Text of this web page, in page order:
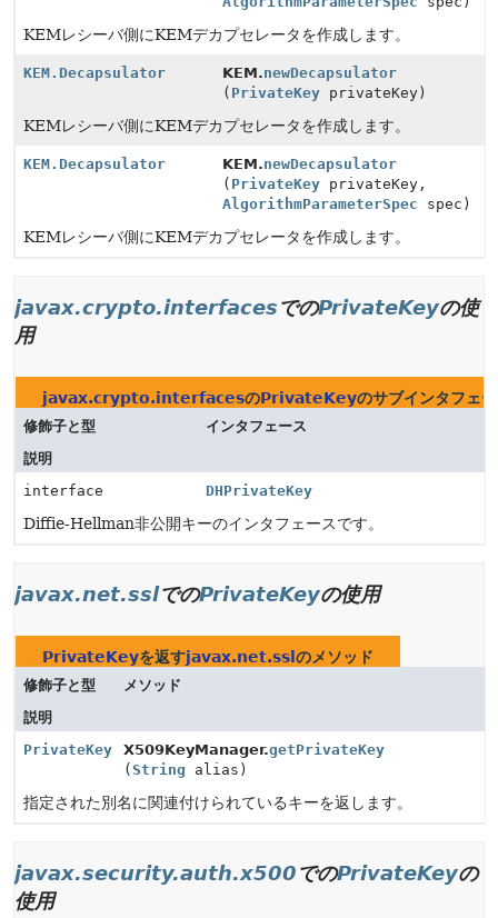
KEMレシーバ側にKEMデカプセレータを作成します。
KEM.Decapsulator KEM.newDecapsulator
( PrivateKey privateKey)
KEMレシーバ側にKEMデカプセレータを作成します。
KEM.Decapsulator KEM.newDecapsulator
( PrivateKey privateKey,
AlgorithmParameterSpec spec)
KEMレシーバ側にKEMデカプセレータを作成します。
javax.crypto.interfacesでのPrivateKeyの使
用
javax.crypto.interfacesのPrivateKeyのサブインタフェ
修飾子と型
インタフェース
説明
interface
DHPrivateKey
Diffie-Hellman非公開キーのインタフェースです。
javax.net.sslでのPrivateKeyの使用
PrivateKeyを返すjavax.net.ssl のメソッド
修飾子と型
メソッド
説明
PrivateKey
X509KeyManager.getPrivateKey
( String alias)
指定された別名に関連付けられているキーを返します。
javax.security.auth.x500でのPrivateKeyの
使用